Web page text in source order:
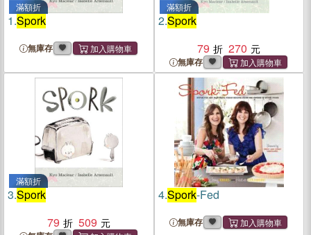
滿額折
1.Spork
無庫存
滿額折
2.Spork
79
270
無庫存
滿額折
3.Spork
79
509
4.Spork-Fed
無庫存